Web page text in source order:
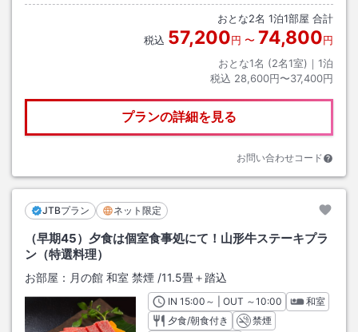
おとな2名 1泊1部屋 合計
税込 57,200円 〜 74,800円
おとな1名 (2名1室)｜ 1泊
税込 28,600円〜37,400円
プランの詳細を見る
お問い合わせコード
JTBプラン ネット限定
（早期45）夕食は個室食事処にて！山形牛ステーキプラ
ン（特選料理）
お部屋： 月の館 和室 禁煙 /11.5畳＋踏込
INチェックイン
15:00 ～ | OUT チェックアウト
～10:00
和室
夕食/朝食付き
禁煙